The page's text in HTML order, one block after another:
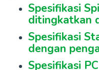
Spesifikasi
ditingkatkan
Spesifikasi
dengan
Spesifikasi